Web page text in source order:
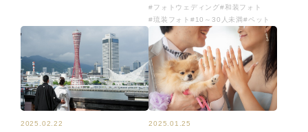
#フォトウェディング#和装フォト
#琉装フォト #10～30人未満 #ペット
2025.02.22 2025.01.25